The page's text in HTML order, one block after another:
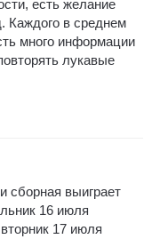
есть желание
Каждого в среднем
много информации
лукавые
сборная выиграет
16 июля
17 июля